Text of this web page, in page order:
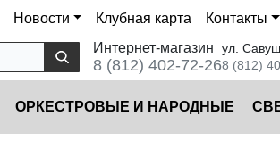
Новости Клубная карта
Контакты
Интернет-магазин
8 (812) 402-72-26
ул.
8 (812)
ОРКЕСТРОВЫЕ И НАРОДНЫЕ